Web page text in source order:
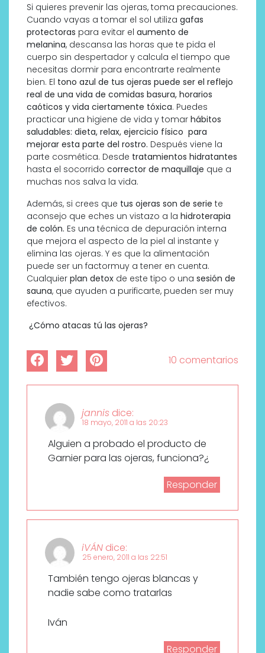
Si quieres prevenir las ojeras, toma precauciones.
Cuando vayas a tomar el sol utiliza gafas
protectoras para evitar el aumento de
melanina, descansa las horas que te pida el
cuerpo sin despertador y calcula el tiempo que
necesitas dormir para encontrarte realmente
bien. El tono azul de tus ojeras puede ser el reflejo
real de una vida de comidas basura, horarios
caóticos y vida ciertamente tóxica. Puedes
practicar una higiene de vida y tomar hábitos
saludables: dieta, relax, ejercicio físico para
mejorar esta parte del rostro. Después viene la
parte cosmética. Desde tratamientos hidratantes
hasta el socorrido corrector de maquillaje que a
muchas nos salva la vida.
Además, si crees que tus ojeras son de serie te
aconsejo que eches un vistazo a la hidroterapia
de colón. Es una técnica de depuración interna
que mejora el aspecto de la piel al instante y
elimina las ojeras. Y es que la alimentación
puede ser un factormuy a tener en cuenta.
Cualquier plan detox de este tipo o una sesión de
sauna, que ayuden a purificarte, pueden ser muy
efectivos.
¿Cómo atacas tú las ojeras?
10 comentarios
jannis dice:
18 mayo, 2011 a las 20:23
Alguien a probado el producto de
Garnier para las ojeras, funciona?¿
Responder
iVÁN dice:
25 enero, 2011 a las 22:51
También tengo ojeras blancas y
nadie sabe como tratarlas
Iván
Responder